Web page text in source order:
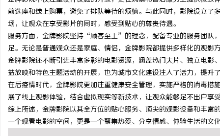
前选座和线上购票，避免了排队等待的烦恼。与此同时，影院设立
场，让观众在享受影片的同时，感受到贴心的尊贵待遇。
服务方面，金牌影院坚持“顾客至上”的理念，配备专业的服务团队
足。无论是普通观众还是家庭、情侣，金牌影院都提供多样化的观影
金牌影院还不断引进丰富多彩的电影资源，涵盖热门大片、独立电
益放映和特色主题活动的开展，也为城市文化建设注入了活力，提升
在后疫情时代，金牌影院更加注重健康安全管理，实施严格的消毒
展了线上观影体验，结合虚拟现实等新技术，让观众能够足不出户享
综上所述，金牌影院以其全方位的贴心服务、顶尖的观影设备和丰
一个观看电影的空间，更是一个聚集热爱、分享情感、体验生活的